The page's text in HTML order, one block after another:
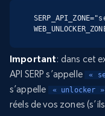
Important: dans cet
API SERP s’appelle
«
s’appelle
« unlocker
réels de vos zones